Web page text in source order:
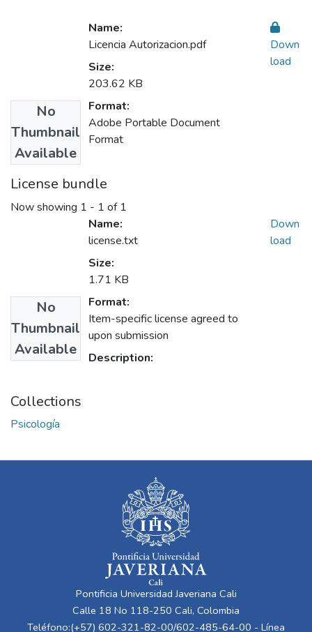
No
Thumbnail
Available
Name:
Licencia Autorizacion.pdf
Size:
203.62 KB
Format:
Adobe Portable Document
Format
Down
load
License bundle
Now showing 1 - 1 of 1
No
Thumbnail
Available
Name:
license.txt
Size:
1.71 KB
Format:
Item-specific license agreed to
upon submission
Description:
Down
load
Collections
Psicología
Pontificia Universidad Javeriana Cali
Calle 18 No 118-250 Cali, Colombia
Teléfono:(+57) 602-321-82-00/602-485-64-00 - Línea